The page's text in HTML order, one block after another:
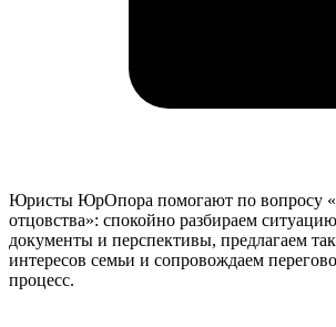
Юристы ЮрОпора помогают по вопросу
отцовства»: спокойно разбираем
документы и перспективы, предлагаем
интересов семьи и сопровождаем
процесс.